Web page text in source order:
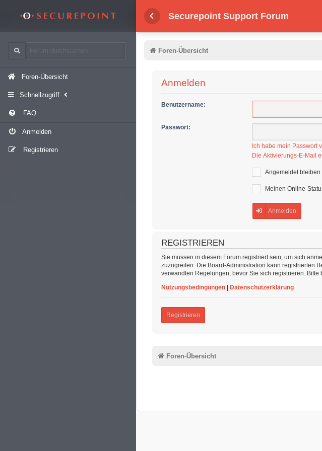
Securepoint Support Forum
Foren-Übersicht
Schnellzugriff
FAQ
Anmelden
Registrieren
Foren-Übersicht
Anmelden
Benutzername:
Passwort:
Ich habe mein Passwort
Die Aktivierungs-E-Mail
Angemeldet bleiben
Meinen Online-
Anmelden
REGISTRIEREN
Sie müssen in diesem Forum registriert sein, um sich
zuzugreifen. Die Board-Administration kann registrierten
verwandten Regelungen, bevor Sie sich registrieren.
Nutzungsbedingungen | Datenschutzerklärung
Registrieren
Foren-Übersicht